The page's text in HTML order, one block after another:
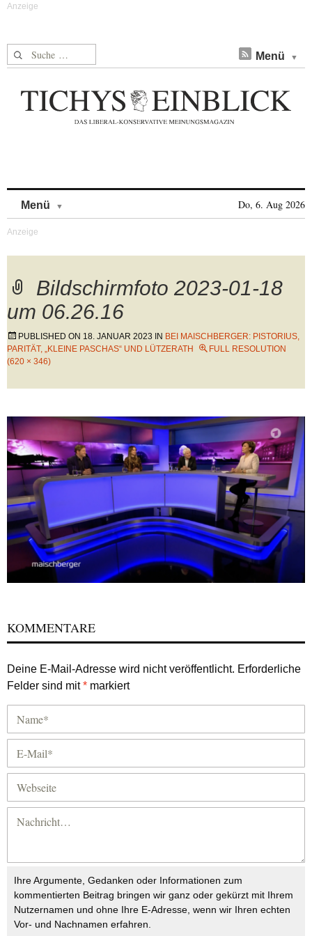
Suche nach: Menü
Menü Do, 6. Aug 2026
Bildschirm­foto 2023-01-18
um 06.26.16
PUBLISHED ON 18. JANUAR 2023 IN BEI MAISCHBERGER: PISTORIUS,
PARITÄT, „KLEINE PASCHAS“ UND LÜTZERATH
FULL RESOLUTION
(620 × 346)
KOMMENTARE
Deine E-Mail-Adresse wird nicht veröffentlicht. Erforderliche
Felder sind mit* markiert
Ihre Argumente, Gedanken oder Informationen zum
kommentierten Beitrag bringen wir ganz oder gekürzt mit Ihrem
Nutzernamen und ohne Ihre E-Adresse, wenn wir Ihren echten
Vor- und Nachnamen erfahren.